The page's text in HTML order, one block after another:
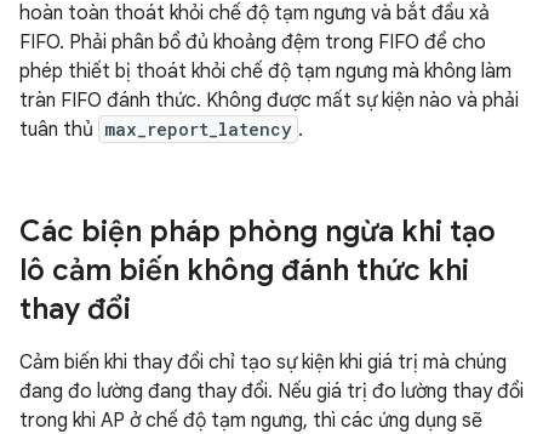
hoàn toàn thoát khỏi chế độ tạm ngưng và bắt đầu xả
FIFO. Phải phân bổ đủ khoảng đệm trong FIFO để cho
phép thiết bị thoát khỏi chế độ tạm ngưng mà không làm
tràn FIFO đánh thức. Không được mất sự kiện nào và phải
tuân thủ max_report_latency .
Các biện pháp phòng ngừa khi tạo
lô cảm biến không đánh thức khi
thay đổi
Cảm biến khi thay đổi chỉ tạo sự kiện khi giá trị mà chúng
đang đo lường đang thay đổi. Nếu giá trị đo lường thay đổi
trong khi AP ở chế độ tạm ngưng, thì các ứng dụng sẽ